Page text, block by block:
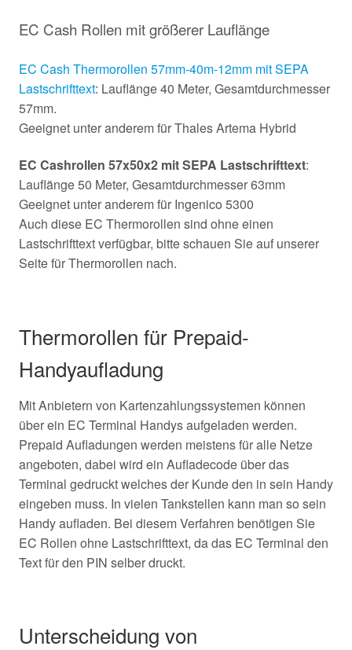
EC Cash Rollen mit größerer Lauflänge
EC Cash Thermorollen 57mm-40m-12mm mit SEPA
Lastschrifttext: Lauflänge 40 Meter, Gesamtdurchmesser
57mm.
Geeignet unter anderem für Thales Artema Hybrid
EC Cashrollen 57x50x2 mit SEPA Lastschrifttext:
Lauflänge 50 Meter, Gesamtdurchmesser 63mm
Geeignet unter anderem für Ingenico 5300
Auch diese EC Thermorollen sind ohne einen
Lastschrifttext verfügbar, bitte schauen Sie auf unserer
Seite für Thermorollen nach.
Thermorollen für Prepaid-
Handyaufladung
Mit Anbietern von Kartenzahlungssystemen können
über ein EC Terminal Handys aufgeladen werden.
Prepaid Aufladungen werden meistens für alle Netze
angeboten, dabei wird ein Aufladecode über das
Terminal gedruckt welches der Kunde den in sein Handy
eingeben muss. In vielen Tankstellen kann man so sein
Handy aufladen. Bei diesem Verfahren benötigen Sie
EC Rollen ohne Lastschrifttext, da das EC Terminal den
Text für den PIN selber druckt.
Unterscheidung von